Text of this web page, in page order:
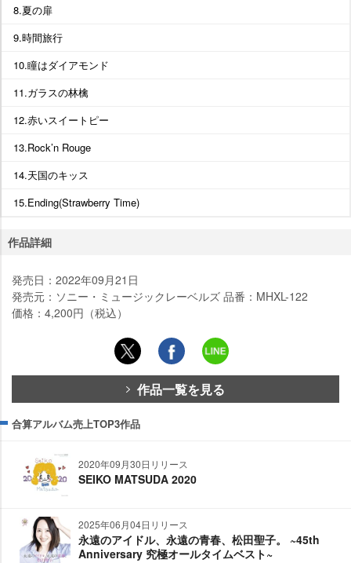
8.夏の扉
9.時間旅行
10.瞳はダイアモンド
11.ガラスの林檎
12.赤いスイートピー
13.Rock’n Rouge
14.天国のキッス
15.Ending(Strawberry Time)
作品詳細
発売日：2022年09月21日
発売元：ソニー・ミュージックレーベルズ 品番：MHXL-122
価格：4,200円（税込）
作品一覧を見る
合算アルバム売上TOP3作品
2020年09月30日リリース
SEIKO MATSUDA 2020
2025年06月04日リリース
永遠のアイドル、永遠の青春、松田聖子。 ~45th
Anniversary 究極オールタイムベスト~